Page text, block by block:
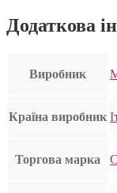
Додаткова
Виробник
Країна виробник
Торгова марка